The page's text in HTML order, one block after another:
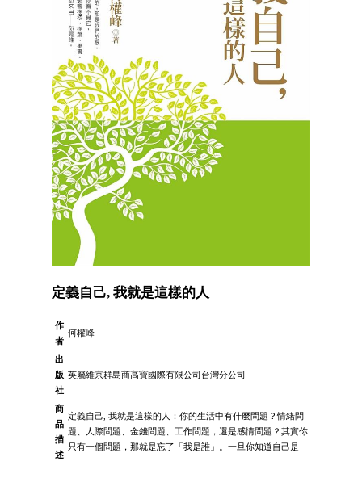
定義自己, 我就是這樣的人
作
者
何權峰
出
版
社
英屬維京群島商高寶國際有限公司台灣分公司
商
品
描
述
定義自己, 我就是這樣的人：你的生活中有什麼問題？情緒問
題、人際問題、金錢問題、工作問題，還是感情問題？其實你
只有一個問題，那就是忘了「我是誰」。一旦你知道自己是